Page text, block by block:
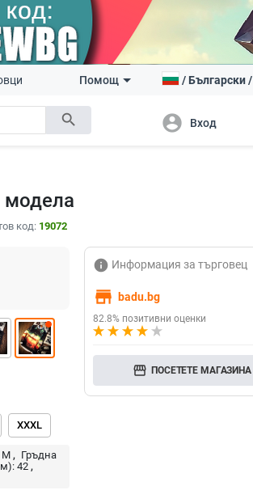
search
Помощ /Български/
account_circle Вход
модела
код: 19072
XXXL
M
Гръдна
42
info Информация за търговец
store badu.bg
82.8% позитивни оценки
storefront ПОСЕТЕТЕ МАГАЗИНА